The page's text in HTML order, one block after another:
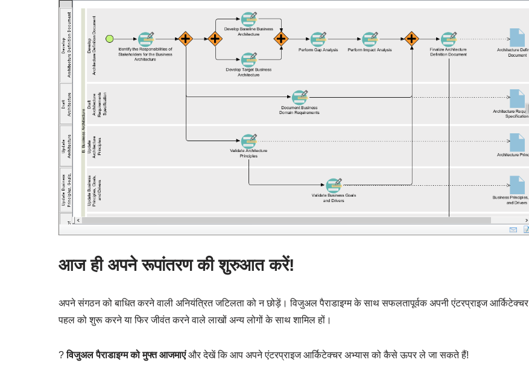
आज ही अपने रूपांतरण की शुरुआत करें!
अपने संगठन को बाधित करने वाली अनियंत्रित जटिलता को न छोड़ें। विजुअल पैराडाइग्म के साथ सफलतापूर्वक अपनी एंटरप्राइज आर्किटेक्चर
पहल को शुरू करने या फिर जीवंत करने वाले लाखों अन्य लोगों के साथ शामिल हों।
?विजुअल पैराडाइग्म को मुफ्त आजमाएंऔर देखें कि आप अपने एंटरप्राइज आर्किटेक्चर अभ्यास को कैसे ऊपर ले जा सकते हैं!